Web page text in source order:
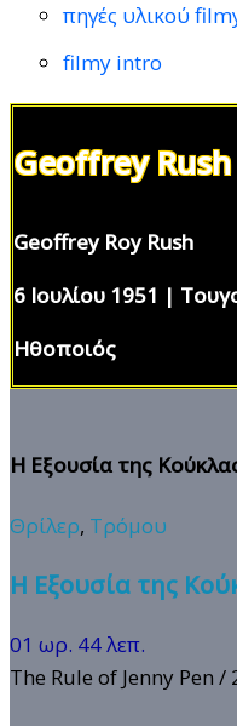
πηγές υλικού
filmy intro
Geoffrey
Geoffrey Roy Rush
6 Ιουλίου 1951 |
Ηθοποιός
Η Εξουσία της
Θρίλερ, Τρόμου
Η Εξουσία της
01 ωρ. 44 λεπ.
The Rule of Jenny Pen /